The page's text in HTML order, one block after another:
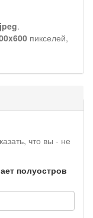
.
пикселей,
что вы - не
полуостров